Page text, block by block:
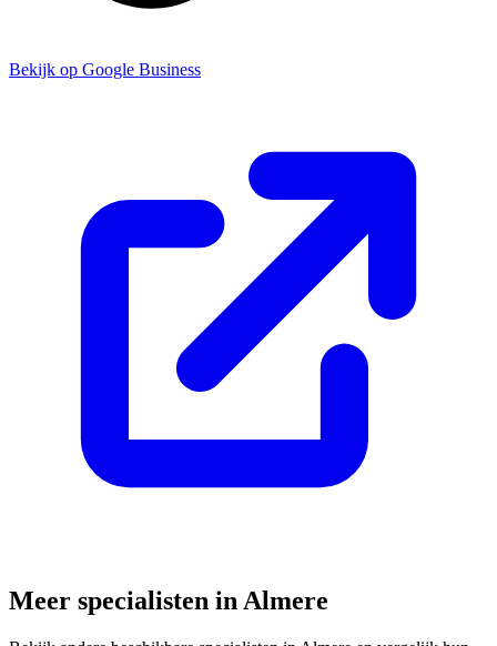
Bekijk op Google Business
Meer specialisten in Almere